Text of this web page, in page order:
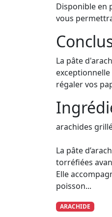
Disponible en
vous
La pâte
régaler vos
arachides
La pâte
torréfiées
Elle
poisson...​
ARACHIDE